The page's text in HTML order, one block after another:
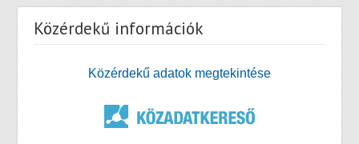
Közérdekű információk
Közérdekű adatok megtekintése